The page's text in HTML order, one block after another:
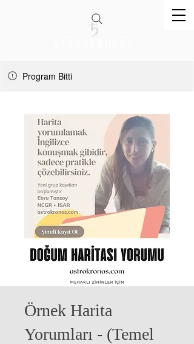
Program Bitti
Örnek Harita
Yorumları - (Temel